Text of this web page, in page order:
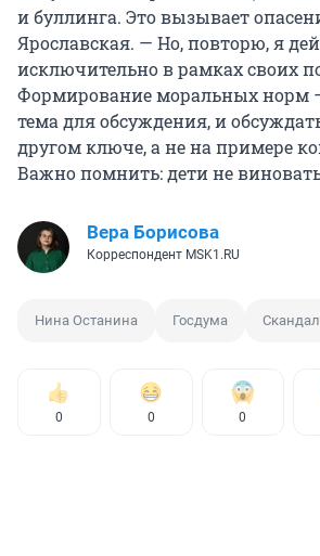
и буллинга. Это вызывает
Ярославская. — Но, повторю, я
исключительно в рамках своих
Формирование моральных норм
тема для обсуждения, и
другом ключе, а не на примере
Важно помнить: дети не
Вера Борисова
Корреспондент MSK1.RU
Нина Останина Госдума Скандал
0 0 0